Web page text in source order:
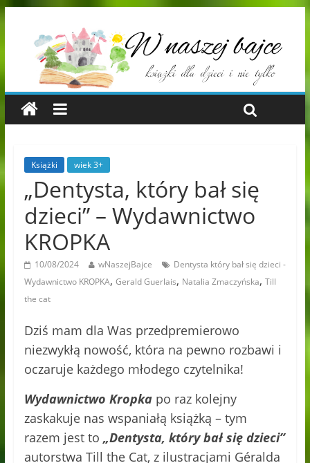
Książki wiek 3+
„Dentysta, który bał się
dzieci” – Wydawnictwo
KROPKA
10/08/2024 wNaszejBajce
Dentysta który bał się dzieci -
Wydawnictwo KROPKA, Gerald Guerlais, Natalia Zmaczyńska, Till
the cat
Dziś mam dla Was przedpremierowo
niezwykłą nowość, która na pewno rozbawi i
oczaruje każdego młodego czytelnika!
Wydawnictwo Kropkapo raz kolejny
zaskakuje nas wspaniałą książką – tym
razem jest to „Dentysta, który bał się dzieci”
autorstwa Till the Cat, z ilustracjami Géralda